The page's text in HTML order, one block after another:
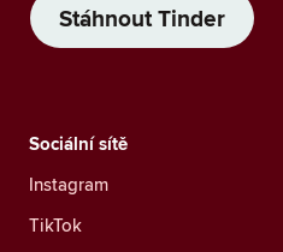
Stáhnout Tinder
Sociální sítě
Instagram
TikTok